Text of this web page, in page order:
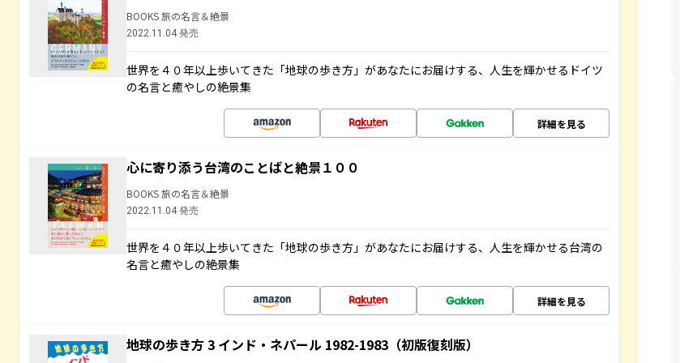
BOOKS 旅の名言＆絶景
2022.11.04 発売
世界を４０年以上歩いてきた「地球の歩き方」があなたにお届けする、人生を輝かせるドイツ
の名言と癒やしの絶景集
詳細を見る
心に寄り添う台湾のことばと絶景１００
BOOKS 旅の名言＆絶景
2022.11.04 発売
世界を４０年以上歩いてきた「地球の歩き方」があなたにお届けする、人生を輝かせる台湾の
名言と癒やしの絶景集
詳細を見る
地球の歩き方 3 インド・ネパール 1982-1983（初版復刻版）